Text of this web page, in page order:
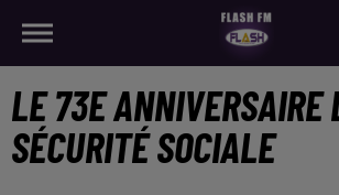
LE 73E ANNIVERSAIRE
SÉCURITÉ SOCIALE